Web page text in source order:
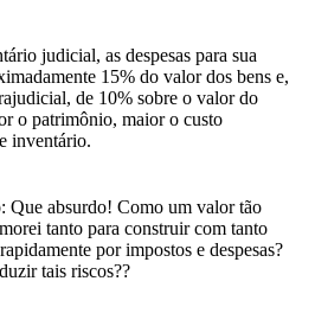
judicial, as despesas para sua
15% do valor dos bens e,
de 10% sobre o valor do
o patrimônio, maior o custo
inventário.
Que absurdo! Como um valor tão
tanto para construir com tanto
por impostos e despesas?
tais riscos??